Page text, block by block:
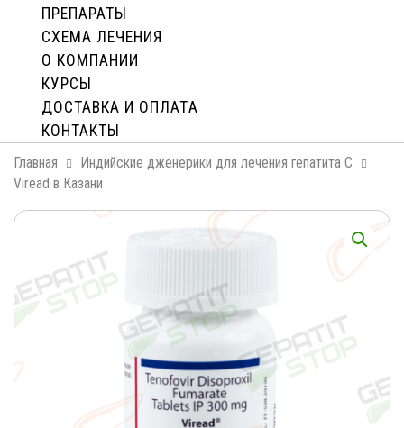
ПРЕПАРАТЫ
СХЕМА ЛЕЧЕНИЯ
О КОМПАНИИ
КУРСЫ
ДОСТАВКА И ОПЛАТA
КОНТАКТЫ
Главная
Индийские дженерики для лечения гепатита С
Viread в Казани